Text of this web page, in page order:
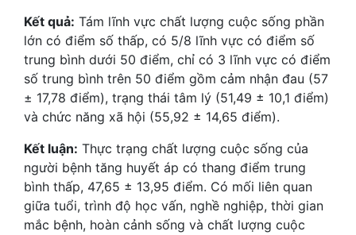
Kết quả: Tám lĩnh vực chất lượng cuộc sống phần
lớn có điểm số thấp, có 5/8 lĩnh vực có điểm số
trung bình dưới 50 điểm, chỉ có 3 lĩnh vực có điểm
số trung bình trên 50 điểm gồm cảm nhận đau (57
± 17,78 điểm), trạng thái tâm lý (51,49 ± 10,1 điểm)
và chức năng xã hội (55,92 ± 14,65 điểm).
Kết luận: Thực trạng chất lượng cuộc sống của
người bệnh tăng huyết áp có thang điểm trung
bình thấp, 47,65 ± 13,95 điểm. Có mối liên quan
giữa tuổi, trình độ học vấn, nghề nghiệp, thời gian
mắc bệnh, hoàn cảnh sống và chất lượng cuộc